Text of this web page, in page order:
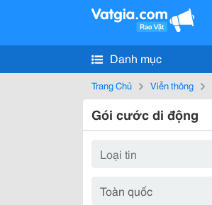
Danh mục
Trang Chủ Viễn thông
Gói cước di động